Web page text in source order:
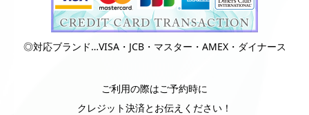
◎対応ブランド…VISA・JCB・マスター・AMEX・ダイナース
ご利用の際はご予約時に
クレジット決済とお伝えください！